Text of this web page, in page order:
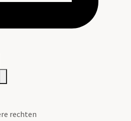
rechten